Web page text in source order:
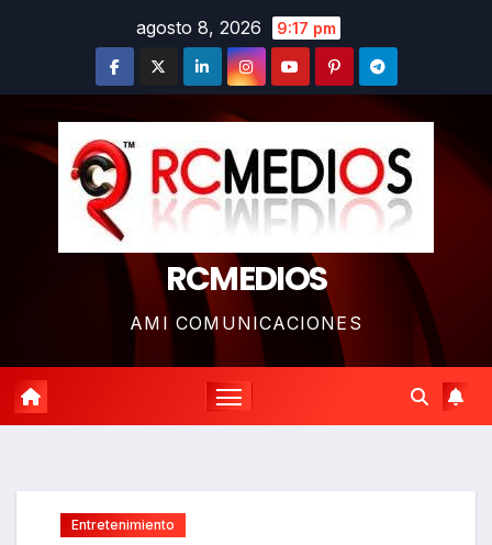
agosto 8, 2026 9:17 pm
RCMEDIOS
AMI COMUNICACIONES
Entretenimiento